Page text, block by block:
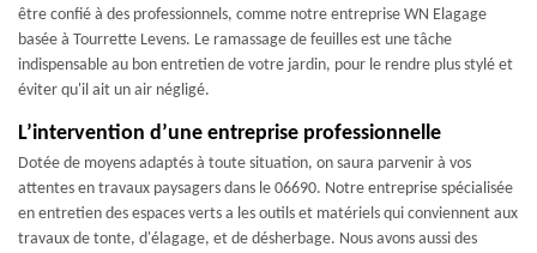
être confié à des professionnels, comme notre entreprise WN Elagage
basée à Tourrette Levens. Le ramassage de feuilles est une tâche
indispensable au bon entretien de votre jardin, pour le rendre plus stylé et
éviter qu'il ait un air négligé.
L’intervention d’une entreprise professionnelle
Dotée de moyens adaptés à toute situation, on saura parvenir à vos
attentes en travaux paysagers dans le 06690. Notre entreprise spécialisée
en entretien des espaces verts a les outils et matériels qui conviennent aux
travaux de tonte, d'élagage, et de désherbage. Nous avons aussi des